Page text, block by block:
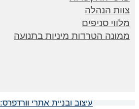
צוות הנהלה
מלווי סניפים
ממונה הטרדות מיניות בתנועה
עיצוב ובניית אתרי וורדפרס: Odesign